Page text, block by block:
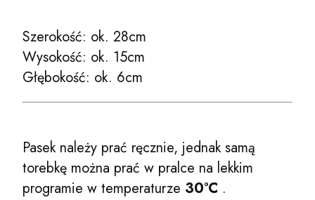
Szerokość: ok. 28cm
Wysokość: ok. 15cm
Głębokość: ok. 6cm
Pasek należy prać ręcznie, jednak samą
torebkę można prać w pralce na lekkim
programie w temperaturze 30°C .